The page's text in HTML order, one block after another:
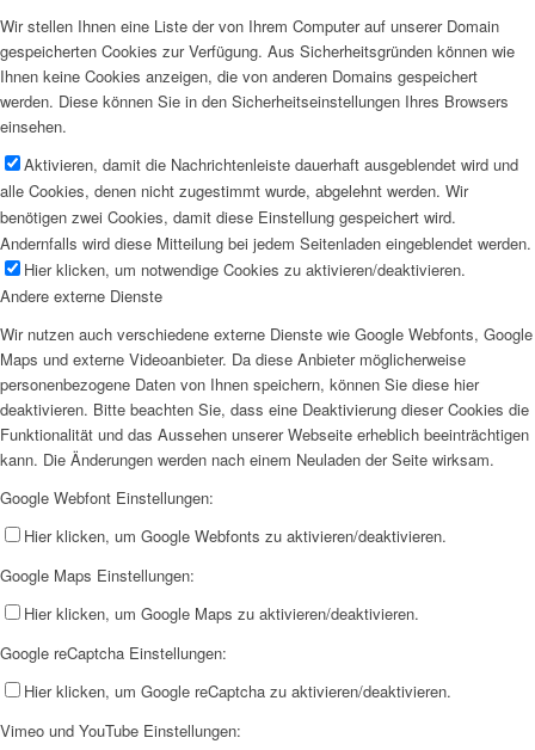
Wir stellen Ihnen eine Liste der von Ihrem Computer auf unserer Domain
gespeicherten Cookies zur Verfügung. Aus Sicherheitsgründen können wie
Ihnen keine Cookies anzeigen, die von anderen Domains gespeichert
werden. Diese können Sie in den Sicherheitseinstellungen Ihres Browsers
einsehen.
Aktivieren, damit die Nachrichtenleiste dauerhaft ausgeblendet wird und
alle Cookies, denen nicht zugestimmt wurde, abgelehnt werden. Wir
benötigen zwei Cookies, damit diese Einstellung gespeichert wird.
Andernfalls wird diese Mitteilung bei jedem Seitenladen eingeblendet werden.
Hier klicken, um notwendige Cookies zu aktivieren/deaktivieren.
Andere externe Dienste
Wir nutzen auch verschiedene externe Dienste wie Google Webfonts, Google
Maps und externe Videoanbieter. Da diese Anbieter möglicherweise
personenbezogene Daten von Ihnen speichern, können Sie diese hier
deaktivieren. Bitte beachten Sie, dass eine Deaktivierung dieser Cookies die
Funktionalität und das Aussehen unserer Webseite erheblich beeinträchtigen
kann. Die Änderungen werden nach einem Neuladen der Seite wirksam.
Google Webfont Einstellungen:
Hier klicken, um Google Webfonts zu aktivieren/deaktivieren.
Google Maps Einstellungen:
Hier klicken, um Google Maps zu aktivieren/deaktivieren.
Google reCaptcha Einstellungen:
Hier klicken, um Google reCaptcha zu aktivieren/deaktivieren.
Vimeo und YouTube Einstellungen: